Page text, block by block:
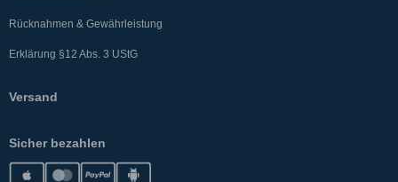
Rücknahmen & Gewährleistung
Erklärung §12 Abs. 3 UStG
Versand
Sicher bezahlen